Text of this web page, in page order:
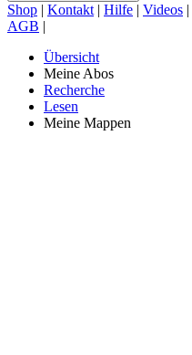
Shop | Kontakt | Hilfe | Videos |
AGB |
Übersicht
Meine Abos
Recherche
Lesen
Meine Mappen